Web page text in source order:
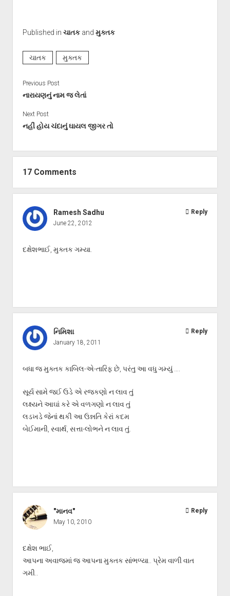
Published in ચાતકand મુક્તક
ચાતક મુક્તક
Previous Post
નારાયણનું નામ જ લેતાં
Next Post
નહીં હોય ચંદાનું ઘાયલ જીગર તો
17 Comments
Ramesh Sadhu
June 22, 2012
દક્ષેશભાઈ, મુક્તક ગમ્યા.
Reply
નિમિશા
January 18, 2011
બધા જ મુક્તક કાબિલ-એ-તારિફ છે, પરંતુ આ વધુ ગમ્યું ….
સૂર્ય સામે જઈ ઉડે એ રજકણો ન લાવ તું
લક્ષ્યને આઘાં કરે એ વળગણો ન લાવ તું
લડખડે જેનાં થકી આ ઉન્નતિ કેરાં કદમ
બેઈમાની, સ્વાર્થ, સત્તા-લોભને ન લાવ તું.
Reply
"માનવ"
May 10, 2010
દક્ષેશ ભાઈ,
આપના અવાજમાં જ આપના મુક્તક સાંભળ્યા.. પ્રેમ વાળી વાત
ગમી..
Reply